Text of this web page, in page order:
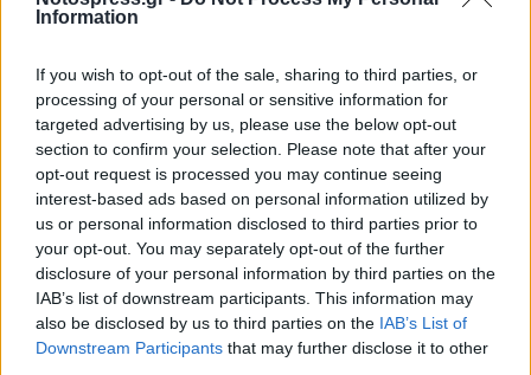
Information
If you wish to opt-out of the sale, sharing to third parties, or
processing of your personal or sensitive information for
targeted advertising by us, please use the below opt-out
section to confirm your selection. Please note that after your
opt-out request is processed you may continue seeing
interest-based ads based on personal information utilized by
us or personal information disclosed to third parties prior to
your opt-out. You may separately opt-out of the further
disclosure of your personal information by third parties on the
IAB’s list of downstream participants. This information may
also be disclosed by us to third parties on the IAB’s List of
Downstream Participants that may further disclose it to other